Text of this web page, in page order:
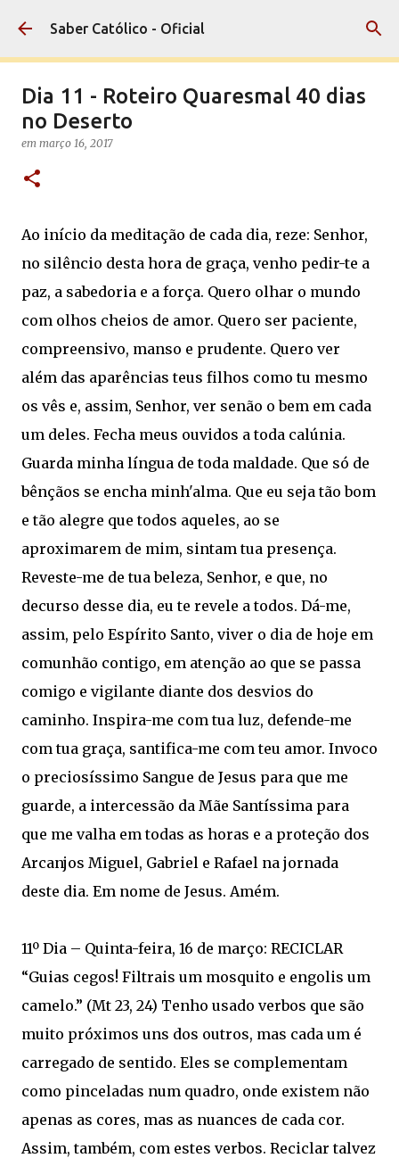
Pular para o conteúdo principal
Saber Católico - Oficial
Dia 11 - Roteiro Quaresmal 40 dias
no Deserto
em março 16, 2017
Ao início da meditação de cada dia, reze: Senhor,
no silêncio desta hora de graça, venho pedir-te a
paz, a sabedoria e a força. Quero olhar o mundo
com olhos cheios de amor. Quero ser paciente,
compreensivo, manso e prudente. Quero ver
além das aparências teus filhos como tu mesmo
os vês e, assim, Senhor, ver senão o bem em cada
um deles. Fecha meus ouvidos a toda calúnia.
Guarda minha língua de toda maldade. Que só de
bênçãos se encha minh'alma. Que eu seja tão bom
e tão alegre que todos aqueles, ao se
aproximarem de mim, sintam tua presença.
Reveste-me de tua beleza, Senhor, e que, no
decurso desse dia, eu te revele a todos. Dá-me,
assim, pelo Espírito Santo, viver o dia de hoje em
comunhão contigo, em atenção ao que se passa
comigo e vigilante diante dos desvios do
caminho. Inspira-me com tua luz, defende-me
com tua graça, santifica-me com teu amor. Invoco
o preciosíssimo Sangue de Jesus para que me
guarde, a intercessão da Mãe Santíssima para
que me valha em todas as horas e a proteção dos
Arcanjos Miguel, Gabriel e Rafael na jornada
deste dia. Em nome de Jesus. Amém.
11º Dia – Quinta-feira, 16 de março: RECICLAR
“Guias cegos! Filtrais um mosquito e engolis um
camelo.” (Mt 23, 24) Tenho usado verbos que são
muito próximos uns dos outros, mas cada um é
carregado de sentido. Eles se complementam
como pinceladas num quadro, onde existem não
apenas as cores, mas as nuances de cada cor.
Assim, também, com estes verbos. Reciclar talvez